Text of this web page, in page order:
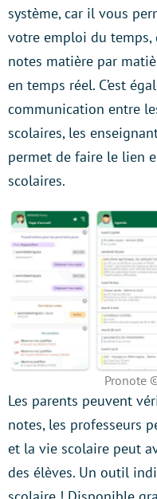
système, car il vous
votre emploi du temps,
notes matière par
en temps réel. C’est
communication entre
scolaires, les
permet de faire le lien
scolaires.
Pronote
Les parents peuvent
notes, les professeurs
et la vie scolaire peut
des élèves. Un outil